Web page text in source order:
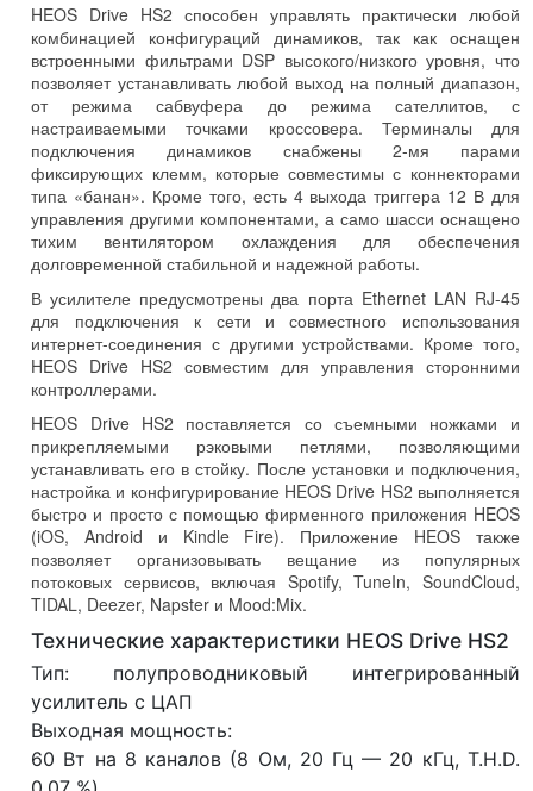
HEOS Drive HS2 способен управлять практически любой
комбинацией конфигураций динамиков, так как оснащен
встроенными фильтрами DSP высокого/низкого уровня, что
позволяет устанавливать любой выход на полный диапазон,
от режима сабвуфера до режима сателлитов, с
настраиваемыми точками кроссовера. Терминалы для
подключения динамиков снабжены 2-мя парами
фиксирующих клемм, которые совместимы с коннекторами
типа «банан». Кроме того, есть 4 выхода триггера 12 В для
управления другими компонентами, а само шасси оснащено
тихим вентилятором охлаждения для обеспечения
долговременной стабильной и надежной работы.
В усилителе предусмотрены два порта Ethernet LAN RJ-45
для подключения к сети и совместного использования
интернет-соединения с другими устройствами. Кроме того,
HEOS Drive HS2 совместим для управления сторонними
контроллерами.
HEOS Drive HS2 поставляется со съемными ножками и
прикрепляемыми рэковыми петлями, позволяющими
устанавливать его в стойку. После установки и подключения,
настройка и конфигурирование HEOS Drive HS2 выполняется
быстро и просто с помощью фирменного приложения HEOS
(iOS, Android и Kindle Fire). Приложение HEOS также
позволяет организовывать вещание из популярных
потоковых сервисов, включая Spotify, TuneIn, SoundCloud,
TIDAL, Deezer, Napster и Mood:Mix.
Технические характеристики HEOS Drive HS2
Тип: полупроводниковый интегрированный
усилитель с ЦАП
Выходная мощность:
60 Вт на 8 каналов (8 Ом, 20 Гц — 20 кГц, T.H.D.